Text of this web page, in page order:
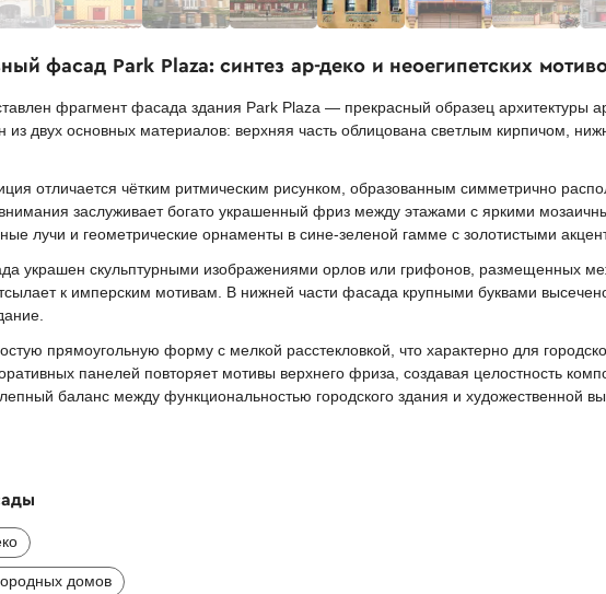
фасад Park Plaza: синтез ар-деко и неоегипетских
фрагмент фасада здания Park Plaza — прекрасный образец архитектуры
из двух основных материалов: верхняя часть облицована светлым кирпичом,
отличается чётким ритмическим рисунком, образованным симметрично
заслуживает богато украшенный фриз между этажами с яркими
лучи и геометрические орнаменты в сине-зеленой гамме с золотистыми
украшен скульптурными изображениями орлов или грифонов, размещенных
к имперским мотивам. В нижней части фасада крупными буквами
прямоугольную форму с мелкой расстекловкой, что характерно для
панелей повторяет мотивы верхнего фриза, создавая целостность
баланс между функциональностью городского здания и художественной
домов